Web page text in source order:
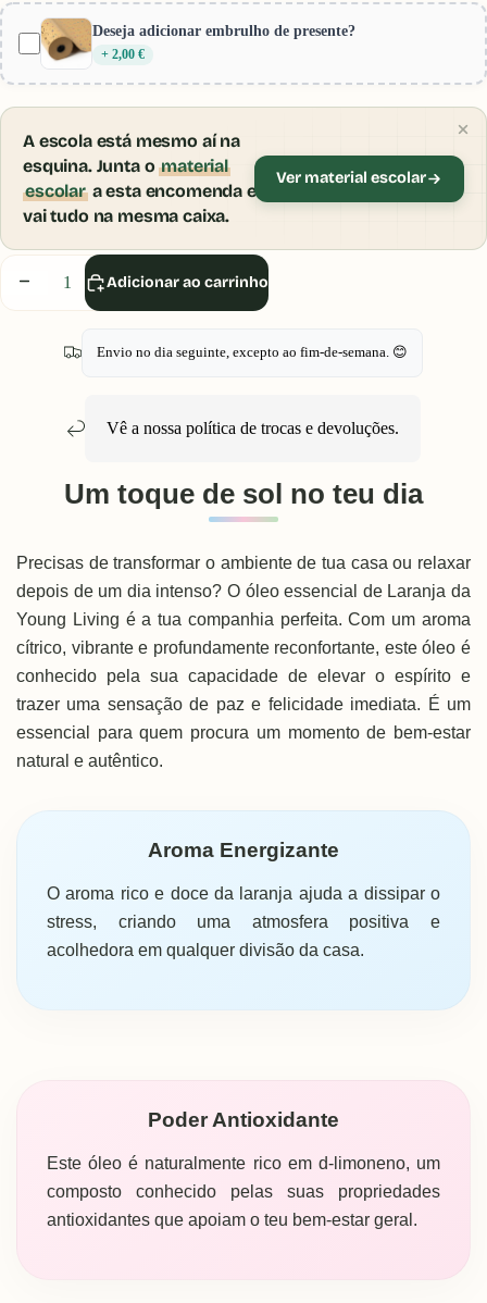
Deseja adicionar embrulho de presente?
+ 2,00 €
Diminuir
quantidade
Aumentar
A escola está mesmo aí na
esquina. Junta omaterial
escolara esta encomenda e
vai tudo na mesma caixa.
Ver material escolar
Adicionar ao carrinho
Envio no dia seguinte, excepto ao fim-de-semana. 😊
Vê a nossa política de trocas e devoluções.
Um toque de sol no teu dia
Precisas de transformar o ambiente de tua casa ou relaxar
depois de um dia intenso? O óleo essencial de Laranja da
Young Living é a tua companhia perfeita. Com um aroma
cítrico, vibrante e profundamente reconfortante, este óleo é
conhecido pela sua capacidade de elevar o espírito e
trazer uma sensação de paz e felicidade imediata. É um
essencial para quem procura um momento de bem-estar
natural e autêntico.
Aroma Energizante
O aroma rico e doce da laranja ajuda a dissipar o
stress, criando uma atmosfera positiva e
acolhedora em qualquer divisão da casa.
Poder Antioxidante
Este óleo é naturalmente rico em d-limoneno, um
composto conhecido pelas suas propriedades
antioxidantes que apoiam o teu bem-estar geral.